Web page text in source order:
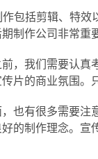
包括剪辑、特
制作公司非常
，我们需要认
片的商业氛围
也有很多需要
的制作理念。